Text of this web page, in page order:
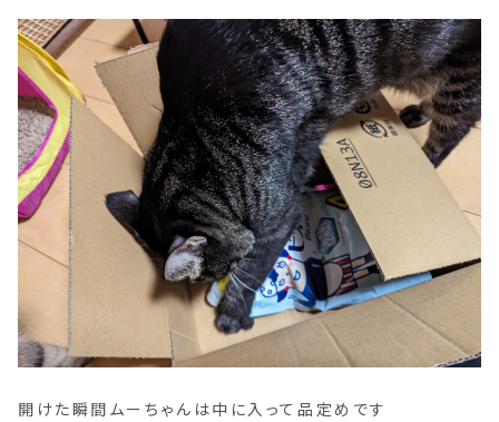
開けた瞬間ムーちゃんは中に入って品定めです